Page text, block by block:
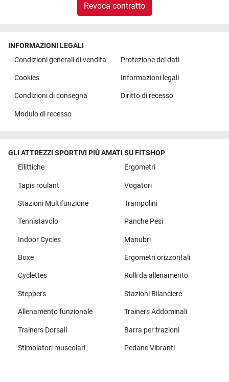
Revoca contratto
INFORMAZIONI LEGALI
Condizioni generali di vendita
Protezione dei dati
Cookies Informazioni legali
Condizioni di consegna Diritto di recesso
Modulo di recesso
GLI ATTREZZI SPORTIVI PIÙ AMATI SU FITSHOP
Ellittiche
Ergometri
Tapis roulant Vogatori
Stazioni Multifunzione Trampolini
Tennistavolo Panche Pesi
Indoor Cycles Manubri
Boxe Ergometri orizzontali
Cyclettes Rulli da allenamento
Steppers Stazioni Bilanciere
Allenamento funzionale Trainers Addominali
Trainers Dorsali Barra per trazioni
Stimolatori muscolari Pedane Vibranti